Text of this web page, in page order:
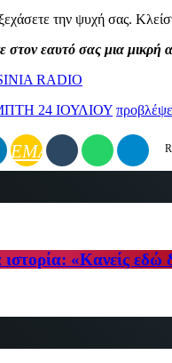
την ψυχή σας.
στον εαυτό σας μια μικρή
RADIO
24 ΙΟΥΛΙΟΥ
EMAIL
«Κανείς εδώ